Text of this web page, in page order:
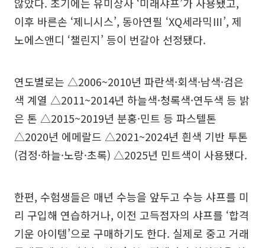
이후 바른손 ‘제니시스’, 동아연필 ‘XQ세라믹Ⅲ’, 제
노에스앤디 ‘챌린지’ 등이 번갈아 선정됐다.
연도별로는 △2006~2010년 파란색·회색·남색·검은
색 계열 △2011~2014년 하늘색·청록색·연두색 등 밝
은 톤 △2015~2019년 분홍·민트 등 파스텔톤
△2020년 에메랄드 △2021~2024년 흰색 기반 투톤
(검정·하늘·노랑·초록) △2025년 민트색이 사용됐다.
한편, 수험생들은 매년 수능을 앞두고 수능 샤프를 미
리 구입해 연습하거나, 이전 고득점자의 샤프를 ‘합격
기운 아이템’으로 구매하기도 한다. 실제로 중고 거래